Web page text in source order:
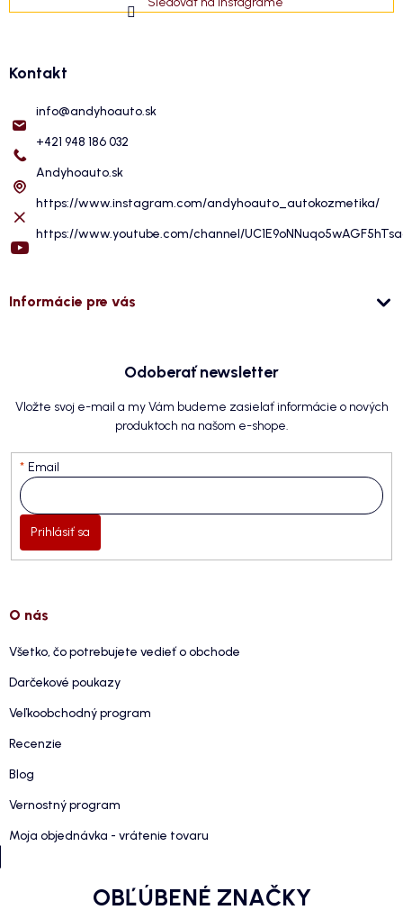
Kontakt
info@andyhoauto.sk
+421 948 186 032
Andyhoauto.sk
https://www.instagram.com/andyhoauto_autokozmetika/
https://www.youtube.com/channel/
Informácie pre vás
Odoberať newsletter
Vložte svoj e-mail a my Vám budeme zasielať informácie o nových
produktoch na našom e-shope.
Email
Prihlásiť sa
O nás
Všetko, čo potrebujete vedieť o obchode
Darčekové poukazy
Veľkoobchodný program
Recenzie
Blog
Vernostný program
Moja objednávka - vrátenie tovaru
OBĽÚBENÉ ZNAČKY